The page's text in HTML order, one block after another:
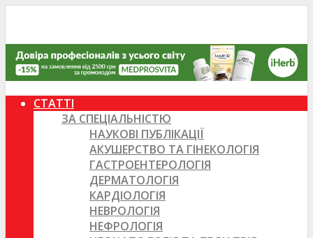
СТАТТІ
ЗА СПЕЦІАЛЬНІСТЮ
НАУКОВІ ПУБЛІКАЦІЇ
АКУШЕРСТВО ТА ГІНЕКОЛОГІЯ
ГАСТРОЕНТЕРОЛОГІЯ
ДЕРМАТОЛОГІЯ
КАРДІОЛОГІЯ
НЕВРОЛОГІЯ
НЕФРОЛОГІЯ